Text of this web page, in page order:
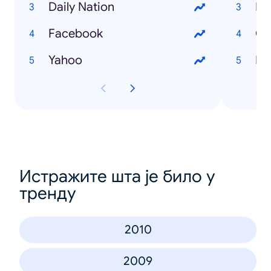
Daily Nation
Facebook
Yahoo
Истражите шта је било у
тренду
2010
2009